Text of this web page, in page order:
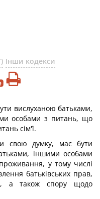
Інши кодекси
вислуханою батьками,
особами з питань, що
сім'ї.
свою думку, має бути
іншими особами
у тому числі
батьківських прав,
а також спору щодо